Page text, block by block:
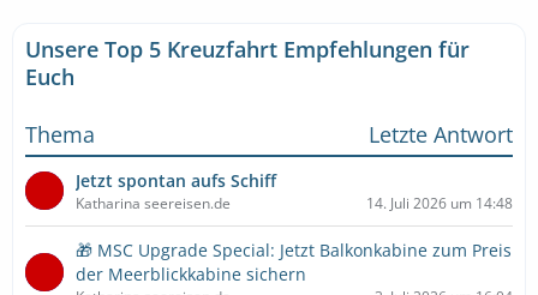
Unsere Top 5 Kreuzfahrt Empfehlungen für
Euch
Thema
Letzte Antwort
Jetzt spontan aufs Schiff
Katharina seereisen.de 14. Juli 2026 um 14:48
🎁 MSC Upgrade Special: Jetzt Balkonkabine zum Preis
der Meerblickkabine sichern